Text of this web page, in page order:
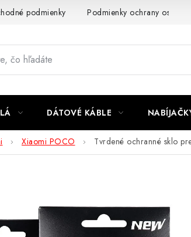
podmienky Podmienky ochrany
DÁTOVÉ KÁBLE
Xiaomi POCO Tvrdené ochranné sklo